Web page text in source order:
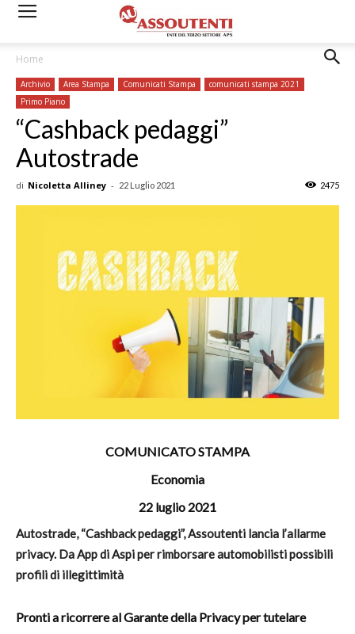
Home
Archivio Area Stampa Comunicati Stampa
comunicati stampa 2021
Primo Piano
“Cashback pedaggi”
Autostrade
di Nicoletta Alliney - 22 Luglio 2021 2475
COMUNICATO STAMPA
Economia
22 luglio 2021
Autostrade, “Cashback pedaggi”, Assoutenti lancia l’allarme
privacy. Da App di Aspi per rimborsare automobilisti possibili
profili di illegittimità
Pronti a ricorrere al Garante della Privacy per tutelare